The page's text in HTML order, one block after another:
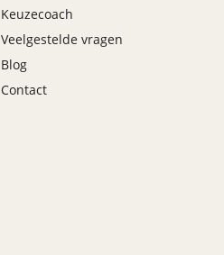
Keuzecoach
Veelgestelde vragen
Blog
Contact